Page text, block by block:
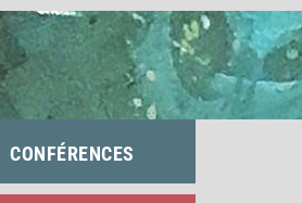
CONFÉRENCES